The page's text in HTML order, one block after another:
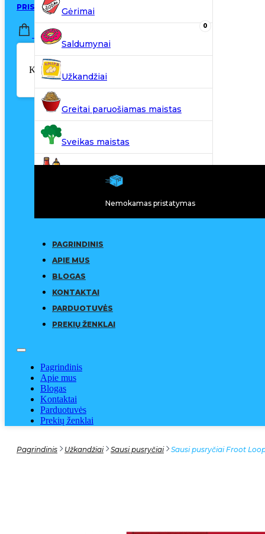
PRISIJUNGTI / REGISTRUOTIS
0,00€
Krepšelyje nėra produktų.
0
Gėrimai
Saldumynai
Užkandžiai
Greitai paruošiamas maistas
Sveikas maistas
Kiti produktai
Nemokamas pristatymas
PAGRINDINIS
APIE MUS
BLOGAS
KONTAKTAI
PARDUOTUVĖS
PREKIŲ ŽENKLAI
Pagrindinis
Apie mus
Blogas
Kontaktai
Parduotuvės
Prekių ženklai
Pagrindinis Užkandžiai Sausi pusryčiai Sausi pusryčiai Froot